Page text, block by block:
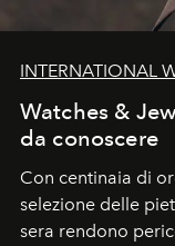
INTERNATIONAL
Watches &
da conoscere
Con centinaia di
selezione delle
sera rendono